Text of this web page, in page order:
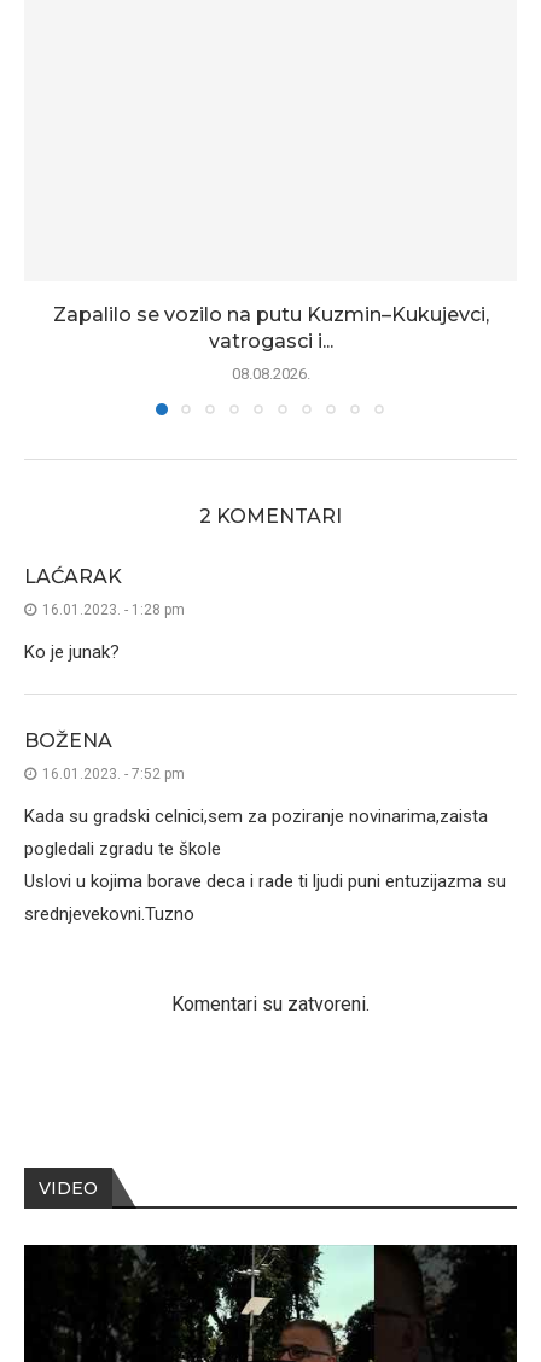
Zapalilo se vozilo na putu Kuzmin–Kukujevci,
vatrogasci i...
08.08.2026.
2 KOMENTARI
LAĆARAK
16.01.2023. - 1:28 pm
Ko je junak?
BOŽENA
16.01.2023. - 7:52 pm
Kada su gradski celnici,sem za poziranje novinarima,zaista
pogledali zgradu te škole
Uslovi u kojima borave deca i rade ti ljudi puni entuzijazma su
srednjevekovni.Tuzno
Komentari su zatvoreni.
VIDEO